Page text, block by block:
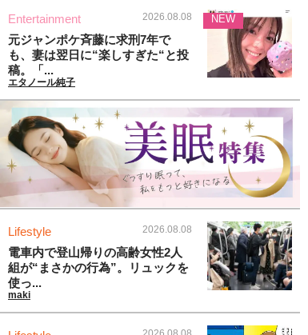
Entertainment 2026.08.08
元ジャンポケ斉藤に求刑7年で
も、妻は翌日に“楽しすぎた“と投
稿。「...
エタノール純子
NEW
Lifestyle 2026.08.08
電車内で登山帰りの高齢女性2人
組が“まさかの行為”。リュックを
使っ...
maki